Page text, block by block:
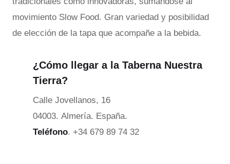
movimiento Slow Food. Gran variedad y posibilidad
de elección de la tapa que acompañe a la bebida.
¿Cómo llegar a la Taberna Nuestra
Tierra?
Calle Jovellanos, 16
04003. Almería. España.
Teléfono. +34 679 89 74 32